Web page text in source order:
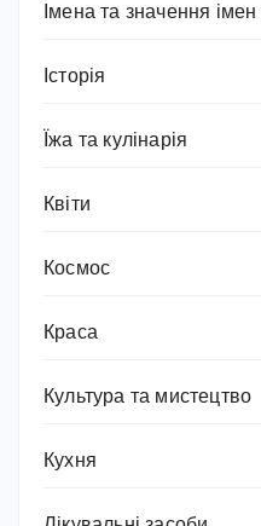
Імена та значення імен
Історія
Їжа та кулінарія
Квіти
Космос
Краса
Культура та мистецтво
Кухня